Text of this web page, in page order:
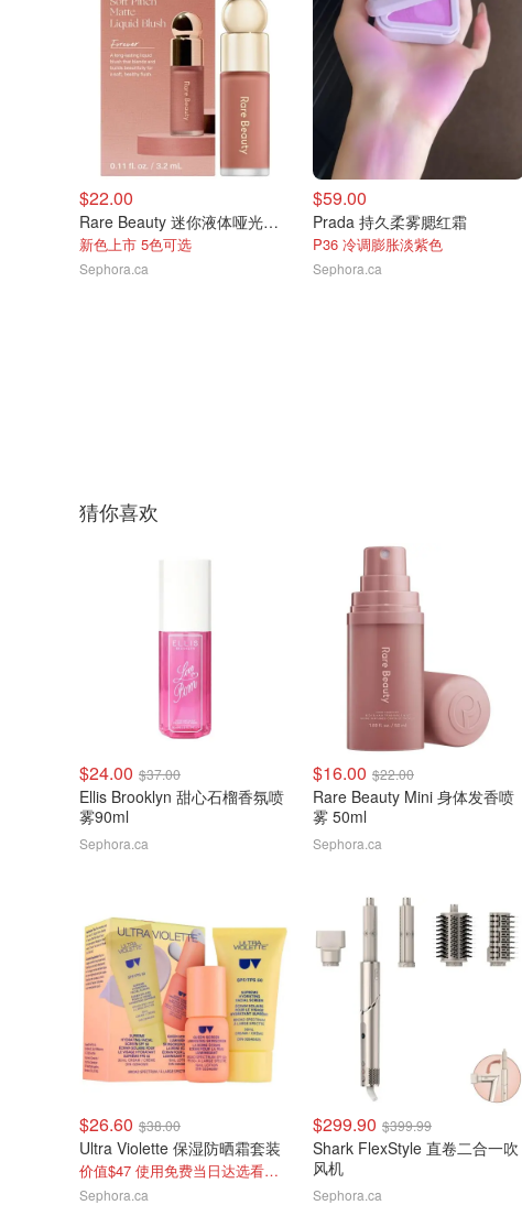
$22.00
Rare Beauty 迷你液体哑光腮红
新色上市 5色可选
Sephora.ca
$59.00
Prada 持久柔雾腮红霜
P36 冷调膨胀淡紫色
Sephora.ca
猜你喜欢
$24.00 $37.00
Ellis Brooklyn 甜心石榴香氛喷
雾90ml
Sephora.ca
$16.00 $22.00
Rare Beauty Mini 身体发香喷
雾 50ml
Sephora.ca
$26.60 $38.00
Ultra Violette 保湿防晒霜套装
价值$47 使用免费当日达选看附近库存
Sephora.ca
$299.90 $399.99
Shark FlexStyle 直卷二合一吹
风机
Sephora.ca